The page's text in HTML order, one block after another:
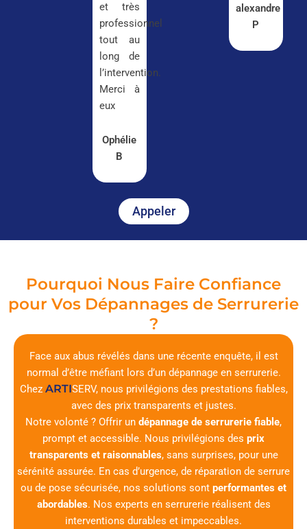
et très
professionnel
tout au
long de
l’intervention.
Merci à
eux
Ophélie
B
alexandre
P
Appeler
Pourquoi Nous Faire Confiance
pour Vos Dépannages de Serrurerie
?
Face aux abus révélés dans une récente enquête, il est
normal d’être méfiant lors d’un dépannage en serrurerie.
Chez ARTISERV, nous privilégions des prestations fiables,
avec des prix transparents et justes.
Notre volonté ? Offrir un dépannage de serrurerie fiable,
prompt et accessible. Nous privilégions des prix
transparents et raisonnables, sans surprises, pour une
sérénité assurée. En cas d’urgence, de réparation de serrure
ou de pose sécurisée, nos solutions sont performantes et
abordables. Nos experts en serrurerie réalisent des
interventions durables et impeccables.